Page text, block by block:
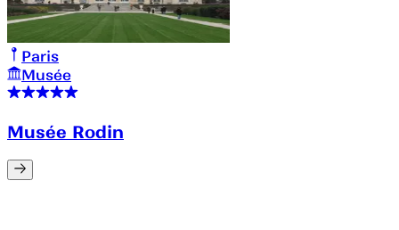
Paris
Musée
Musée Rodin